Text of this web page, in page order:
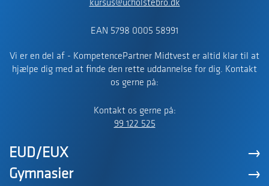
kursus@ucholstebro.dk
EAN 5798 0005 58991
Vi er en del af - KompetencePartner Midtvest er altid klar til at
hjælpe dig med at finde den rette uddannelse for dig. Kontakt
os gerne på:
Kontakt os gerne på:
99 122 525
EUD/EUX
Gymnasier